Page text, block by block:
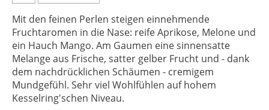
Mit den feinen Perlen steigen einnehmende
Fruchtaromen in die Nase: reife Aprikose, Melone und
ein Hauch Mango. Am Gaumen eine sinnensatte
Melange aus Frische, satter gelber Frucht und - dank
dem nachdrücklichen Schäumen - cremigem
Mundgefühl. Sehr viel Wohlfühlen auf hohem
Kesselring'schen Niveau.